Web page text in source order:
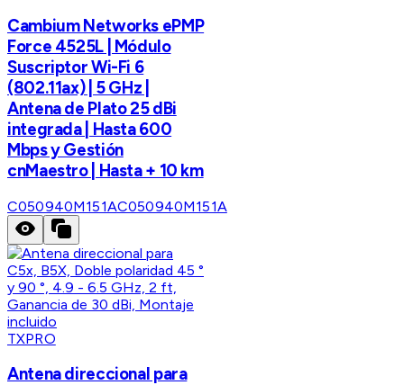
Cambium Networks ePMP
Force 4525L | Módulo
Suscriptor Wi-Fi 6
(802.11ax) | 5 GHz |
Antena de Plato 25 dBi
integrada | Hasta 600
Mbps y Gestión
cnMaestro | Hasta + 10 km
C050940M151AC050940M151A
TXPRO
Antena direccional para